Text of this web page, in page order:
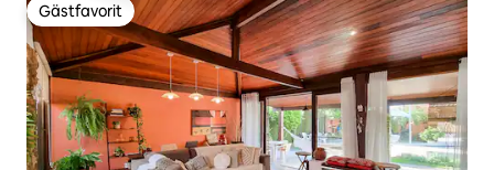
Gästfavorit
Gästfavorit